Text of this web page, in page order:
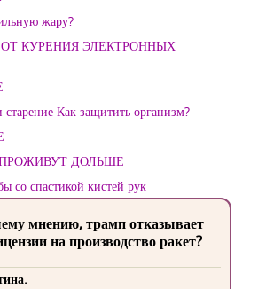
жару?
КУРЕНИЯ ЭЛЕКТРОННЫХ
Как защитить организм?
ДОЛЬШЕ
со спастикой кистей рук
мнению, трамп отказывает
на производство ракет?